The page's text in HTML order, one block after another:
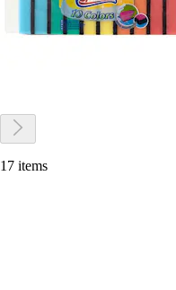
17 items